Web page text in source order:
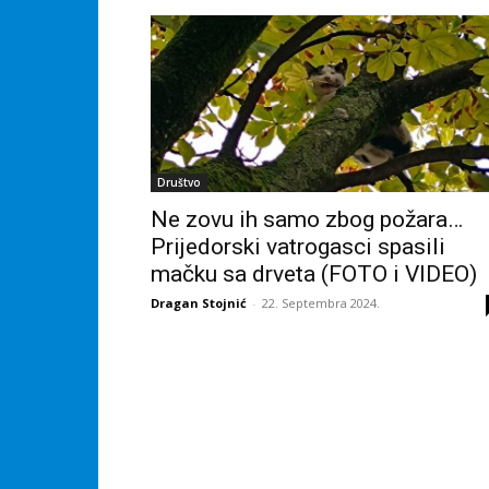
Društvo
Ne zovu ih samo zbog požara…
Prijedorski vatrogasci spasili
mačku sa drveta (FOTO i VIDEO)
Dragan Stojnić - 22. Septembra 2024.